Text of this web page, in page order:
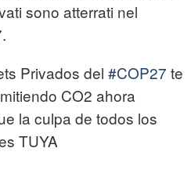
sono atterrati nel
Privados del #COP27 te
CO2 ahora
la culpa de todos los
TUYA